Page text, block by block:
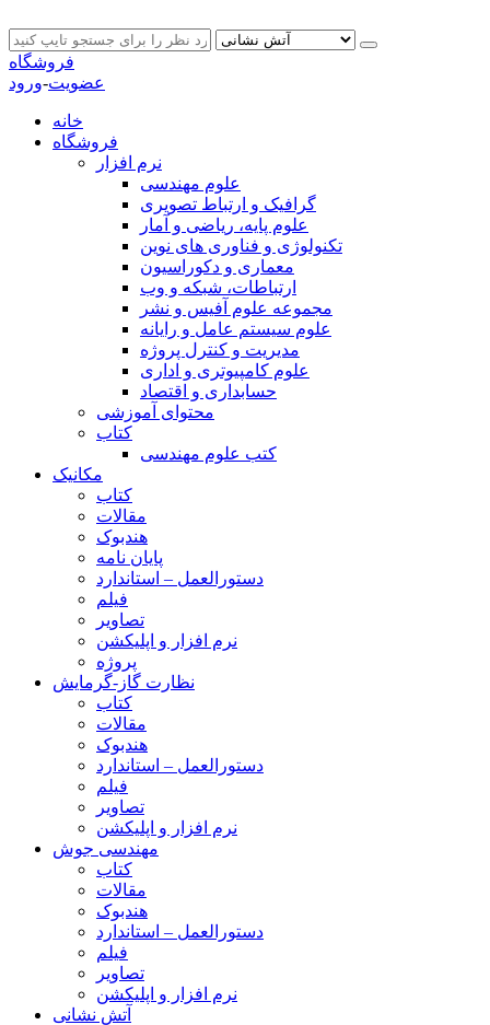
فروشگاه
عضویت-ورود
خانه
فروشگاه
نرم افزار
علوم مهندسی
گرافیک و ارتباط تصویری
علوم پایه، ریاضی و آمار
تکنولوژی و فناوری های نوین
معماری و دکوراسیون
ارتباطات، شبکه و وب
مجموعه علوم آفیس و نشر
علوم سیستم عامل و رایانه
مدیریت و کنترل پروژه
علوم کامپیوتری و اداری
حسابداری و اقتصاد
محتوای آموزشی
کتاب
کتب علوم مهندسی
مکانیک
کتاب
مقالات
هندبوک
پایان نامه
دستورالعمل – استاندارد
فیلم
تصاویر
نرم افزار و اپلیکشن
پروژه
نظارت گاز-گرمایش
کتاب
مقالات
هندبوک
دستورالعمل – استاندارد
فیلم
تصاویر
نرم افزار و اپلیکشن
مهندسی جوش
کتاب
مقالات
هندبوک
دستورالعمل – استاندارد
فیلم
تصاویر
نرم افزار و اپلیکشن
آتش نشانی